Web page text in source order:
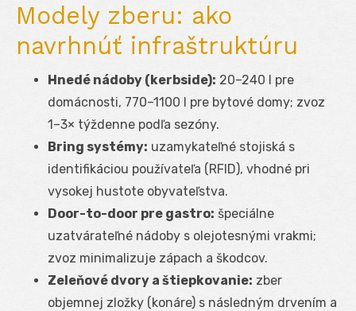
Modely zberu: ako
navrhnúť infraštruktúru
Hnedé nádoby (kerbside): 20–240 l pre
domácnosti, 770–1100 l pre bytové domy; zvoz
1–3× týždenne podľa sezóny.
Bring systémy: uzamykateľné stojiská s
identifikáciou používateľa (RFID), vhodné pri
vysokej hustote obyvateľstva.
Door-to-door pre gastro: špeciálne
uzatvárateľné nádoby s olejotesnými vrakmi;
zvoz minimalizuje zápach a škodcov.
Zeleňové dvory a štiepkovanie: zber
objemnej zložky (konáre) s následným drvením a